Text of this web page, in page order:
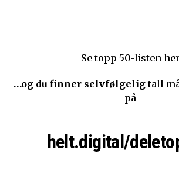
Se topp 50-listen
…og du finner selvfølgelig tall
på
helt.digital/